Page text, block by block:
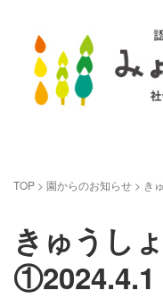
TOP > 園からのお知らせ > き
きゅうし
①2024.4.1